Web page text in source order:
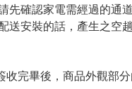
確認家電需經過的通
送安裝的話，產生之空
完畢後，商品外觀部